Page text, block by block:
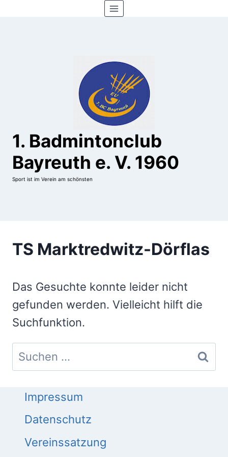
1. Badmintonclub
Bayreuth e. V. 1960
Sport ist im Verein am schönsten
TS Marktredwitz-Dörflas
Das Gesuchte konnte leider nicht
gefunden werden. Vielleicht hilft die
Suchfunktion.
Suchen
nach:
Impressum
Datenschutz
Vereinssatzung